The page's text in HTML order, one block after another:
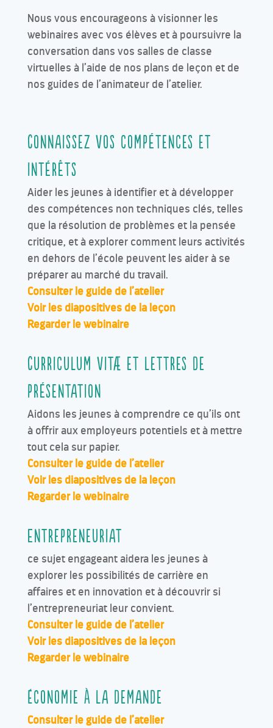
Nous vous encourageons à visionner les
webinaires avec vos élèves et à poursuivre la
conversation dans vos salles de classe
virtuelles à l’aide de nos plans de leçon et de
nos guides de l’animateur de l’atelier.
Connaissez vos compétences et
intérêts
Aider les jeunes à identifier et à développer
des compétences non techniques clés, telles
que la résolution de problèmes et la pensée
critique, et à explorer comment leurs activités
en dehors de l’école peuvent les aider à se
préparer au marché du travail.
Consulter le guide de l’atelier
Voir les diapositives de la leçon
Regarder le webinaire
Curriculum vitæ et lettres de
présentation
Aidons les jeunes à comprendre ce qu’ils ont
à offrir aux employeurs potentiels et à mettre
tout cela sur papier.
Consulter le guide de l’atelier
Voir les diapositives de la leçon
Regarder le webinaire
Entrepreneuriat
ce sujet engageant aidera les jeunes à
explorer les possibilités de carrière en
affaires et en innovation et à découvrir si
l’entrepreneuriat leur convient.
Consulter le guide de l’atelier
Voir les diapositives de la leçon
Regarder le webinaire
Économie à la demande
Consulter le guide de l’atelier